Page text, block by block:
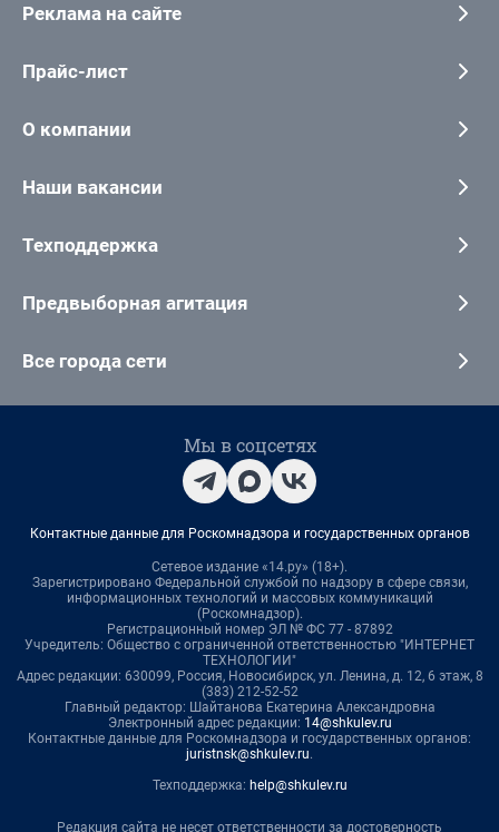
Реклама на сайте
Прайс-лист
О компании
Наши вакансии
Техподдержка
Предвыборная агитация
Все города сети
Мы в соцсетях
Контактные данные для Роскомнадзора и государственных органов
Сетевое издание «14.ру» (18+).
Зарегистрировано Федеральной службой по надзору в сфере связи,
информационных технологий и массовых коммуникаций
(Роскомнадзор).
Регистрационный номер ЭЛ № ФС 77 - 87892
Учредитель: Общество с ограниченной ответственностью "ИНТЕРНЕТ
ТЕХНОЛОГИИ"
Адрес редакции: 630099, Россия, Новосибирск, ул. Ленина, д. 12, 6 этаж, 8
(383) 212-52-52
Главный редактор: Шайтанова Екатерина Александровна
Электронный адрес редакции: 14@shkulev.ru
Контактные данные для Роскомнадзора и государственных органов:
juristnsk@shkulev.ru.
Техподдержка: help@shkulev.ru
Редакция сайта не несет ответственности за достоверность